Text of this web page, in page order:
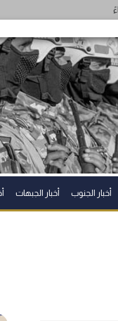
أخبار الجنوب أخبار الجبهات